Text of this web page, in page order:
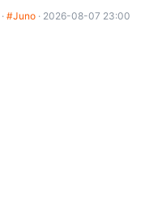
#Juno 2026-08-07 23:00